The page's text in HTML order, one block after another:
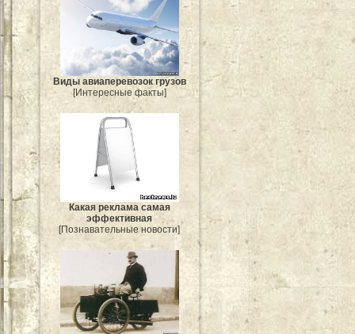
Виды авиаперевозок грузов
[Интересные факты]
Какая реклама самая
эффективная
[Познавательные новости]